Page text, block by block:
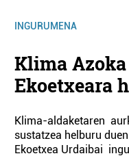
INGURUMENA
Klima
Ekoetxeara
Klima-aldaketaren
sustatzea helburu
Ekoetxea Urdaibai